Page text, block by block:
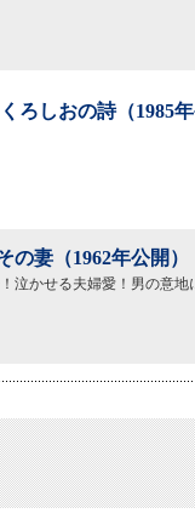
しおの詩（1985
の妻（1962年公開）
泣かせる夫婦愛！男の意